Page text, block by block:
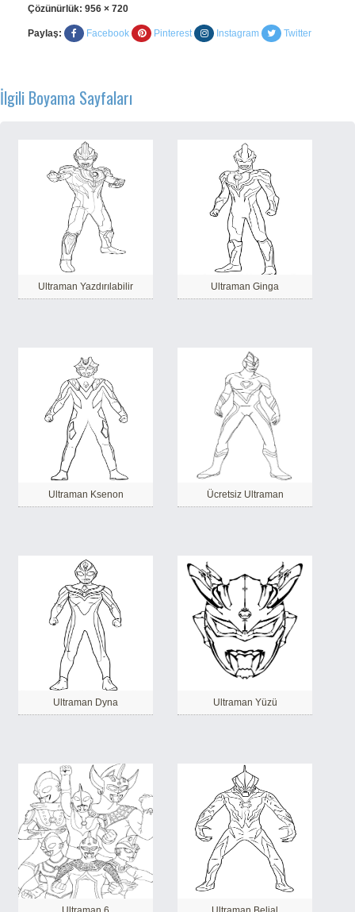
Çözünürlük: 956 × 720
Paylaş: Facebook Pinterest Instagram Twitter
İlgili Boyama Sayfaları
Ultraman Yazdırılabilir Ultraman Ginga
Ultraman Ksenon Ücretsiz Ultraman
Ultraman Dyna Ultraman Yüzü